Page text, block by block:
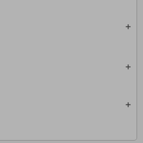
add
add
add